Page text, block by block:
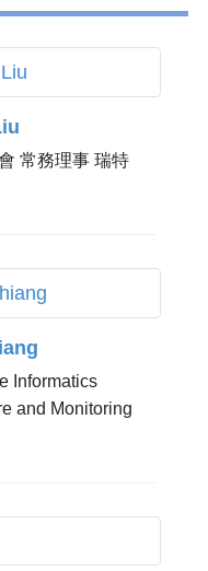
常務理事 瑞特
Informatics
and Monitoring